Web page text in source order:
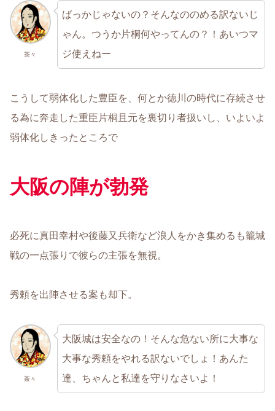
茶々
ばっかじゃないの？そんなののめる訳ないじ
ゃん。つうか片桐何やってんの？！あいつマ
ジ使えねー
こうして弱体化した豊臣を、何とか徳川の時代に存続させ
る為に奔走した重臣片桐且元を裏切り者扱いし、いよいよ
弱体化しきったところで
大阪の陣が勃発
必死に真田幸村や後藤又兵衛など浪人をかき集めるも籠城
戦の一点張りで彼らの主張を無視。
秀頼を出陣させる案も却下。
茶々
大阪城は安全なの！そんな危ない所に大事な
大事な秀頼をやれる訳ないでしょ！あんた
達、ちゃんと私達を守りなさいよ！